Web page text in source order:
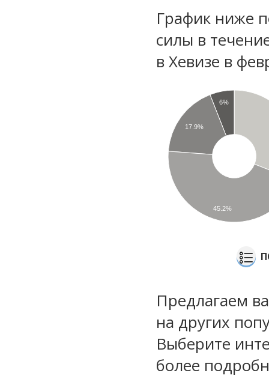
График ниже
силы в
в Хевизе в
6%
17.9%
45.2%
Предлагаем
на других
Выберите
более